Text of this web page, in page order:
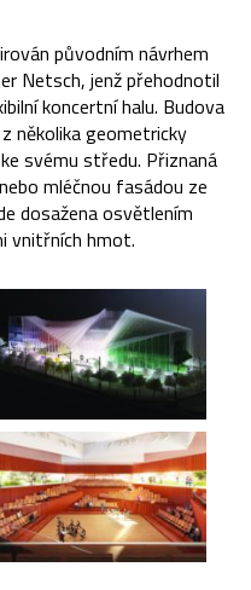
původním návrhem
Netsch, jenž přehodnotil
koncertní halu. Budova
několika geometricky
svému středu. Přiznaná
mléčnou fasádou ze
dosažena osvětlením
vnitřních hmot.